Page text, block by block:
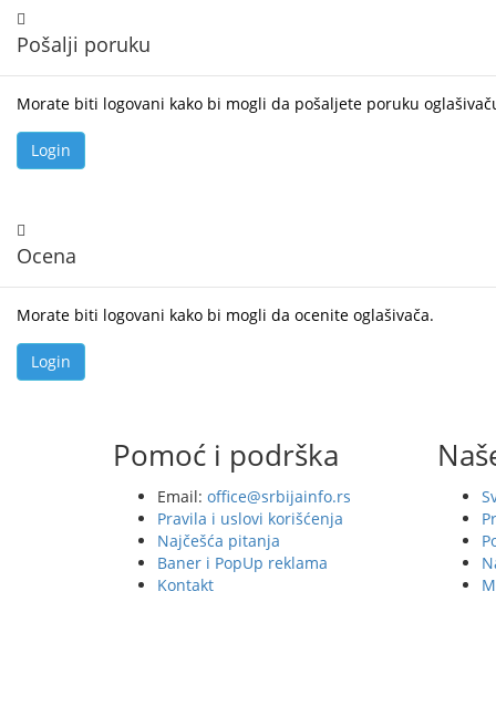
Pošalji poruku
Morate biti logovani kako bi mogli da pošaljete poruku
Ocena
Morate biti logovani kako bi mogli da ocenite oglašivača.
Pomoć i podrška
Email: office@srbijainfo.rs
Pravila i uslovi korišćenja
Najčešća pitanja
Baner i PopUp reklama
Kontakt